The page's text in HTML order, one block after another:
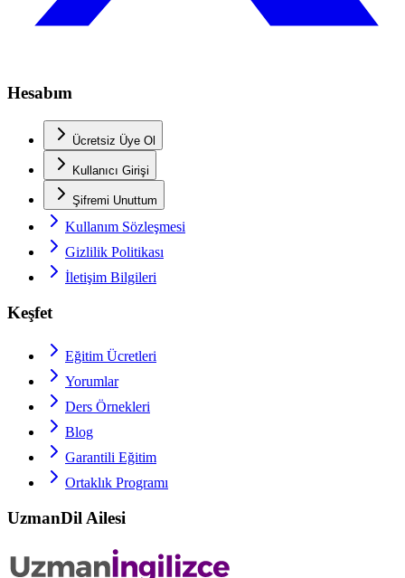
Hesabım
Ücretsiz Üye Ol
Kullanıcı Girişi
Şifremi Unuttum
Kullanım Sözleşmesi
Gizlilik Politikası
İletişim Bilgileri
Keşfet
Eğitim Ücretleri
Yorumlar
Ders Örnekleri
Blog
Garantili Eğitim
Ortaklık Programı
UzmanDil Ailesi